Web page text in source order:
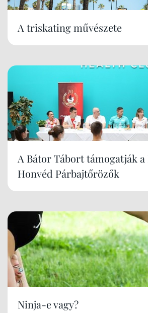
A triskating művészete
A Bátor Tábort támogatják a
Honvéd Párbajtőrözők
Ninja-e vagy?